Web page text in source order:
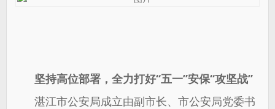
坚持高位部署，全力打好“五一”安保“攻坚战”
湛江市公安局成立由副市长、市公安局党委书